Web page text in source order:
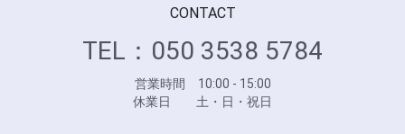
CONTACT
TEL：050 3538 5784
営業時間 10:00 - 15:00
休業日 土・日・祝日